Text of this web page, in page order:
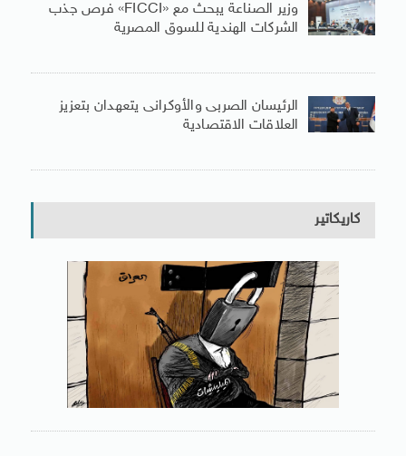
وزير الصناعة يبحث مع «FICCI» فرص جذب
الشركات الهندية للسوق المصرية
الرئيسان الصربى والأوكرانى يتعهدان بتعزيز
العلاقات الاقتصادية
كاريكاتير